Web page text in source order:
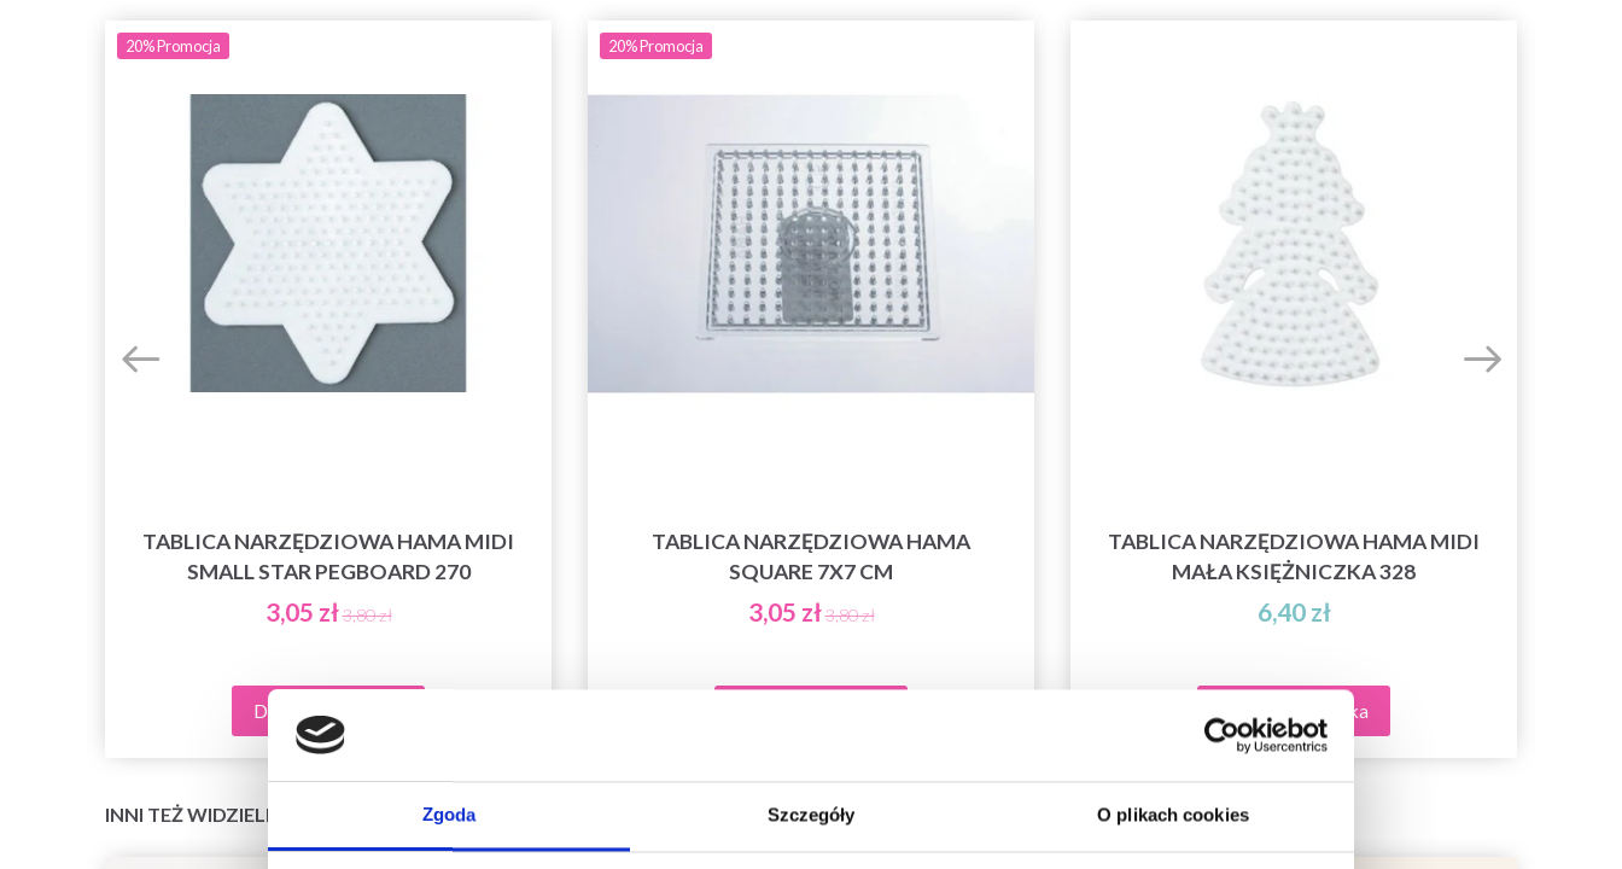
Zgoda Szczegóły O plikach cookies
20%Promocja
TABLICA NARZĘDZIOWA HAMA MIDI
SMALL STAR PEGBOARD 270
3,05 zł3,80 zł
Dodaj do koszyka
20%Promocja
TABLICA NARZĘDZIOWA HAMA
SQUARE 7X7 CM
3,05 zł3,80 zł
TABLICA NARZĘDZIOWA HAMA MIDI
MAŁA KSIĘŻNICZKA 328
6,40 zł
Dodaj do koszyka
INNI TEŻ WIDZIELI